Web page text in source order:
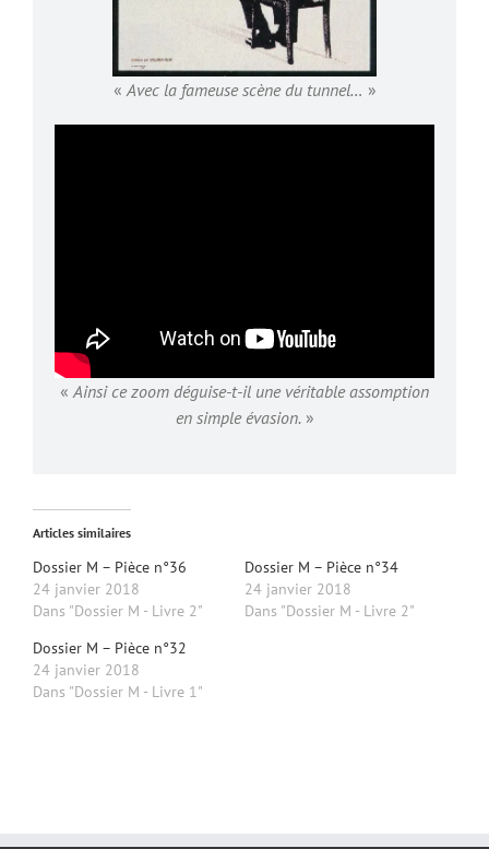
« Avec la fameuse scène du tunnel… »
« Ainsi ce zoom déguise-t-il une véritable assomption
en simple évasion.»
Articles similaires
Dossier M – Pièce n°36
24 janvier 2018
Dans "Dossier M - Livre 2"
Dossier M – Pièce n°34
24 janvier 2018
Dans "Dossier M - Livre 2"
Dossier M – Pièce n°32
24 janvier 2018
Dans "Dossier M - Livre 1"